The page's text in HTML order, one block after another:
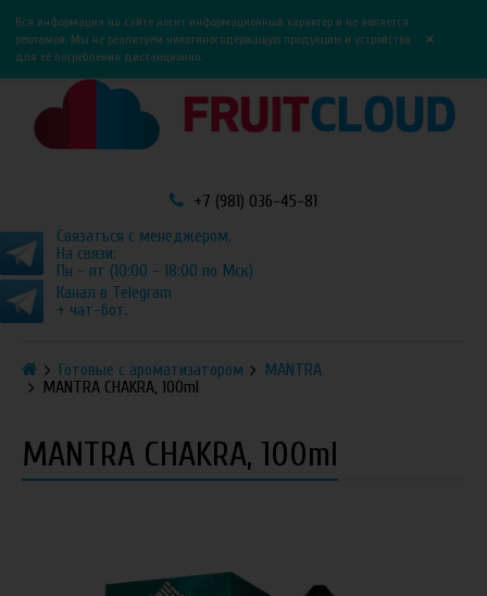
0
Вся информация на сайте носит информационный характер и не является
рекламой. Мы не реализуем никотиносодержащую продукцию и устройства
для её потребления дистанционно.
×
+7 (981) 036-45-81
Связаться с менеджером.
На связи:
Пн - пт (10:00 - 18:00 по Мск)
Канал в Telegram
+ чат-бот.
Готовые с ароматизатором
MANTRA
MANTRA CHAKRA, 100ml
MANTRA CHAKRA, 100ml